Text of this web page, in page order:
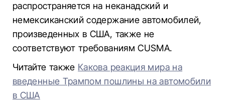
распространяется на неканадский и
немексиканский содержание автомобилей,
произведенных в США, также не
соответствуют требованиям CUSMA.
Читайте также Какова реакция мира на
введенные Трампом пошлины на автомобили
в США